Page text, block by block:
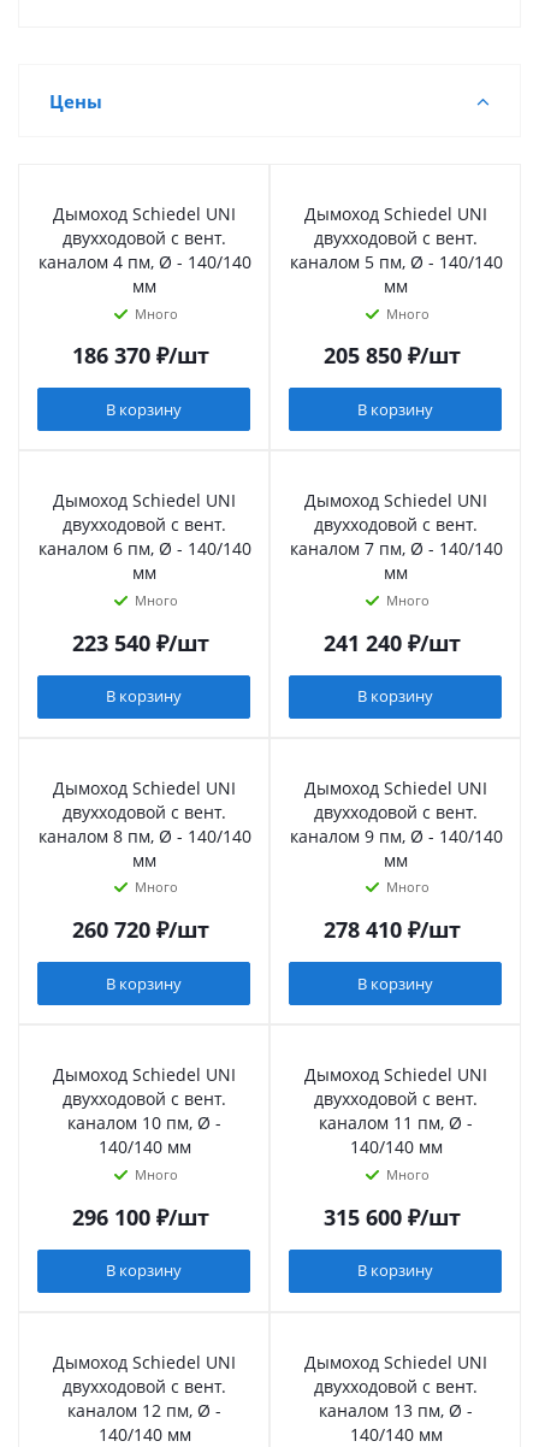
Цены
Дымоход Schiedel UNI
двухходовой с вент.
каналом 4 пм, Ø - 140/140
мм
Много
186 370₽/шт
В корзину
Дымоход Schiedel UNI
двухходовой с вент.
каналом 5 пм, Ø - 140/140
мм
Много
205 850₽/шт
В корзину
Дымоход Schiedel UNI
двухходовой с вент.
каналом 6 пм, Ø - 140/140
мм
Много
223 540₽/шт
В корзину
Дымоход Schiedel UNI
двухходовой с вент.
каналом 7 пм, Ø - 140/140
мм
Много
241 240₽/шт
В корзину
Дымоход Schiedel UNI
двухходовой с вент.
каналом 8 пм, Ø - 140/140
мм
Много
260 720₽/шт
В корзину
Дымоход Schiedel UNI
двухходовой с вент.
каналом 9 пм, Ø - 140/140
мм
Много
278 410₽/шт
В корзину
Дымоход Schiedel UNI
двухходовой с вент.
каналом 10 пм, Ø -
140/140 мм
Много
296 100₽/шт
В корзину
Дымоход Schiedel UNI
двухходовой с вент.
каналом 11 пм, Ø -
140/140 мм
Много
315 600₽/шт
В корзину
Дымоход Schiedel UNI
двухходовой с вент.
каналом 12 пм, Ø -
140/140 мм
Дымоход Schiedel UNI
двухходовой с вент.
каналом 13 пм, Ø -
140/140 мм